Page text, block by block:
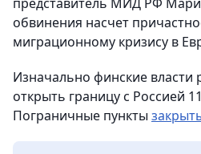
обвинения насчет
миграционному кризису в
Изначально финские власти
открыть границу с Россией
Пограничные пункты